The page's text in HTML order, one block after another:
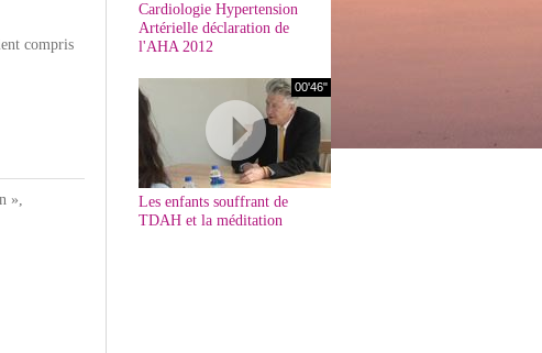
compris
»
Cardiologie Hypertension
Artérielle déclaration de
l'AHA 2012
Les enfants souffrant de
TDAH et la méditation
00'46"